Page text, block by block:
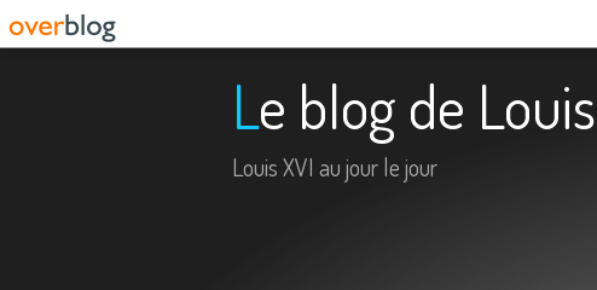
Le blog de
Louis XVI au jour le jour